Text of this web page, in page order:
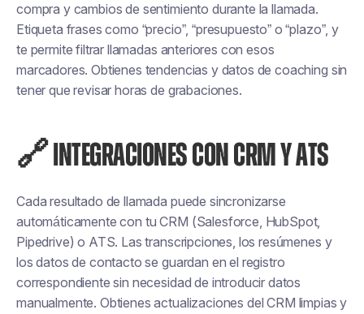
compra y cambios de sentimiento durante la llamada.
Etiqueta frases como “precio”, “presupuesto” o “plazo”, y
te permite filtrar llamadas anteriores con esos
marcadores. Obtienes tendencias y datos de coaching sin
tener que revisar horas de grabaciones.
🔗 INTEGRACIONES CON CRM Y ATS
Cada resultado de llamada puede sincronizarse
automáticamente con tu CRM (Salesforce, HubSpot,
Pipedrive) o ATS. Las transcripciones, los resúmenes y
los datos de contacto se guardan en el registro
correspondiente sin necesidad de introducir datos
manualmente. Obtienes actualizaciones del CRM limpias y